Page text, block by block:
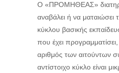
Ο «ΠΡΟΜΗΘΕΑΣ»
αναβάλει ή να ματαιώσει
κύκλου βασικής
που έχει
αριθμός των αιτούντων
αντίστοιχο κύκλο είναι